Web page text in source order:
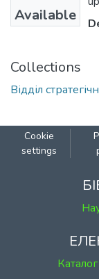
Available
Collections
Відділ
Cookie
settings